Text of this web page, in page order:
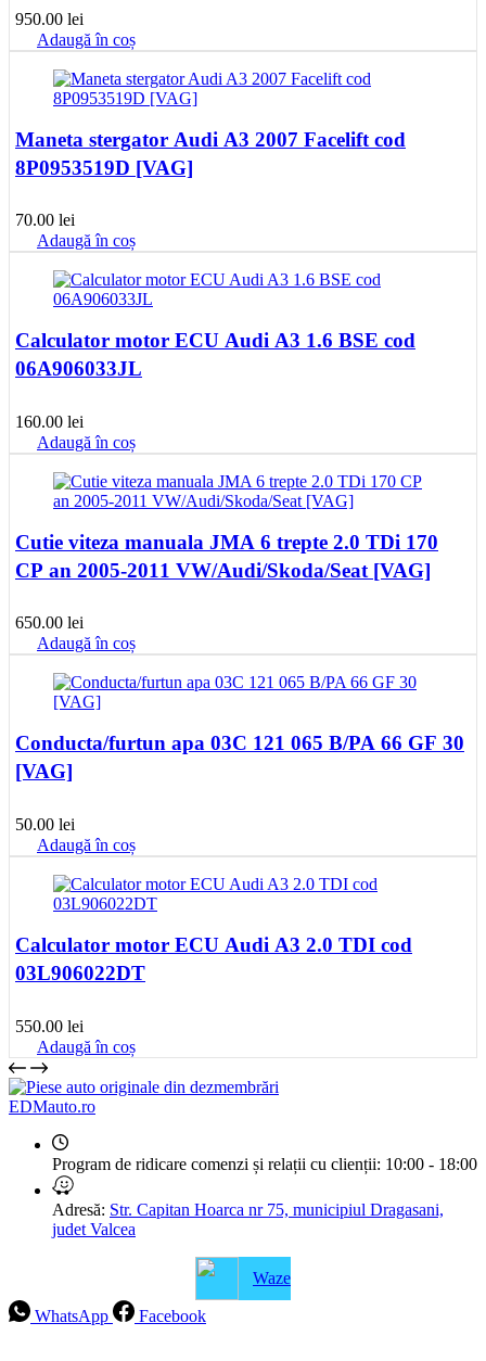
950.00 lei
Adaugă în coș
Maneta stergator Audi A3 2007 Facelift cod
8P0953519D [VAG]
70.00 lei
Adaugă în coș
Calculator motor ECU Audi A3 1.6 BSE cod
06A906033JL
160.00 lei
Adaugă în coș
Cutie viteza manuala JMA 6 trepte 2.0 TDi 170
CP an 2005-2011 VW/Audi/Skoda/Seat [VAG]
650.00 lei
Adaugă în coș
Conducta/furtun apa 03C 121 065 B/PA 66 GF 30
[VAG]
50.00 lei
Adaugă în coș
Calculator motor ECU Audi A3 2.0 TDI cod
03L906022DT
550.00 lei
Adaugă în coș
EDMauto.ro
Program de ridicare comenzi și relații cu clienții: 10:00 - 18:00
Adresă: Str. Capitan Hoarca nr 75, municipiul Dragasani,
judet Valcea
Waze
WhatsApp
Facebook